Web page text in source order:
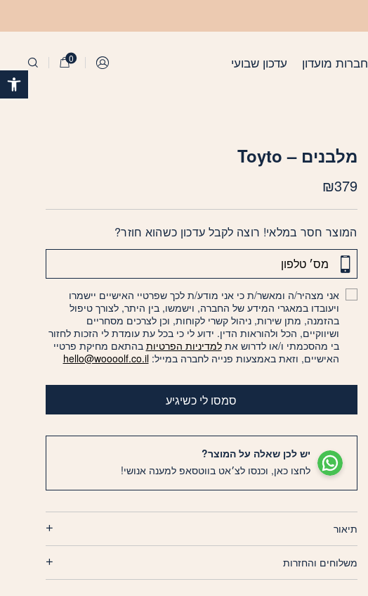
חברות מועדון עדכון שבועי 0
מלבנים – Toyto
₪379
המוצר חסר במלאי! רוצה לקבל עדכון כשהוא חוזר?
אני מצהיר/ה ומאשר/ת כי אני מודע/ת לכך שפרטיי האישיים יישמרו
ויעובדו במאגרי המידע של החברה, וישמשו, בין היתר, לצורך טיפול
בהזמנה, מתן שירות, ניהול קשרי לקוחות, וכן לצרכים מסחריים
ושיווקיים, הכל ולהוראות הדין. ידוע לי כי בכל עת עומדת לי הזכות לחזור
בי מהסכמתי ו/או לדרוש אתלמדיניות הפרטיות בהתאם מחיקת פרטיי
האישיים, וזאת באמצעות פנייה לחברה במייל:hello@woooolf.co.il
סמסו לי כשיגיע
יש לכן שאלה על המוצר?
לחצו כאן, וכנסו לצ׳אט בווטסאפ למענה אנושי!
תיאור
משלוחים והחזרות